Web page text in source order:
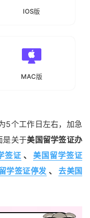
IOS版
MAC版
5个工作日左右，加急
是关于美国留学签证办
签证 、
美国留学签证
学签证停发 、
去美国